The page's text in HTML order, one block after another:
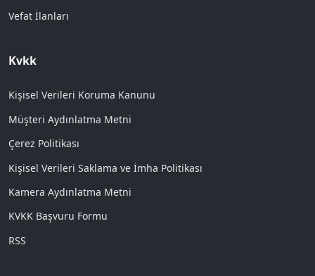
Vefat İlanları
Kvkk
Kişisel Verileri Koruma Kanunu
Müşteri Aydınlatma Metni
Çerez Politikası
Kişisel Verileri Saklama ve İmha Politikası
Kamera Aydınlatma Metni
KVKK Başvuru Formu
RSS